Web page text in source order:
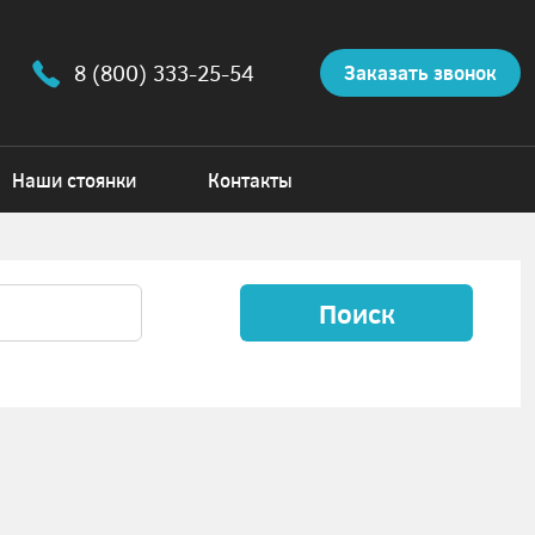
8 (800) 333-25-54 Заказать звонок
Наши стоянки Контакты
Поиск